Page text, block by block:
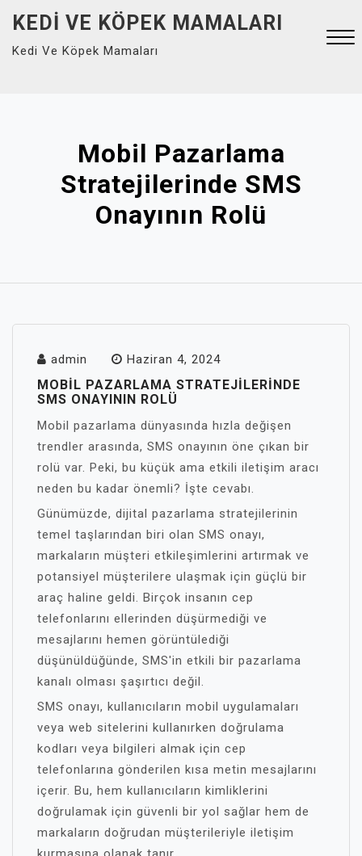
content
KEDI VE KÖPEK MAMALARI
Kedi Ve Köpek Mamaları
Mobil Pazarlama
Stratejilerinde SMS
Onayının Rolü
admin Haziran 4, 2024
MOBIL PAZARLAMA STRATEJILERINDE
SMS ONAYININ ROLÜ
Mobil pazarlama dünyasında hızla değişen
trendler arasında, SMS onayının öne çıkan bir
rolü var. Peki, bu küçük ama etkili iletişim aracı
neden bu kadar önemli? İşte cevabı.
Günümüzde, dijital pazarlama stratejilerinin
temel taşlarından biri olan SMS onayı,
markaların müşteri etkileşimlerini artırmak ve
potansiyel müşterilere ulaşmak için güçlü bir
araç haline geldi. Birçok insanın cep
telefonlarını ellerinden düşürmediği ve
mesajlarını hemen görüntülediği
düşünüldüğünde, SMS'in etkili bir pazarlama
kanalı olması şaşırtıcı değil.
SMS onayı, kullanıcıların mobil uygulamaları
veya web sitelerini kullanırken doğrulama
kodları veya bilgileri almak için cep
telefonlarına gönderilen kısa metin mesajlarını
içerir. Bu, hem kullanıcıların kimliklerini
doğrulamak için güvenli bir yol sağlar hem de
markaların doğrudan müşterileriyle iletişim